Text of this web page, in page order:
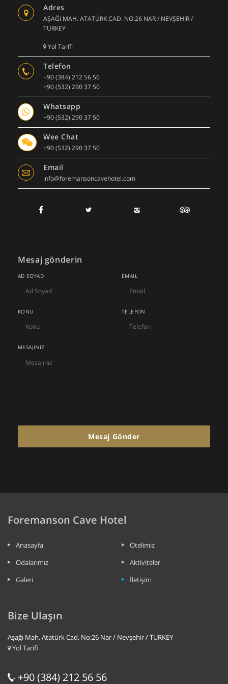
Adres
AŞAĞI MAH. ATATÜRK CAD. NO:26 NAR / NEVŞEHIR /
TURKEY
Yol Tarifi
Telefon
+90 (384) 212 56 56
+90 (532) 290 37 50
Whatsapp
+90 (532) 290 37 50
Wee Chat
+90 (532) 290 37 50
Email
info@foremansoncavehotel.com
Mesaj gönderin
AD SOYAD EMAIL
KONU TELEFON
MESAJINIZ
Mesaj Gönder
Foremanson Cave Hotel
Anasayfa
Otelimiz
Odalarımız
Aktiviteler
Galeri
İletişim
Bize Ulaşın
Aşağı Mah. Atatürk Cad. No:26 Nar / Nevşehir / TURKEY
Yol Tarifi
+90 (384) 212 56 56